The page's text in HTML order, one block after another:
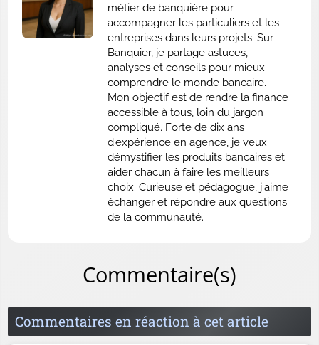
métier de banquière pour
accompagner les particuliers et les
entreprises dans leurs projets. Sur
Banquier, je partage astuces,
analyses et conseils pour mieux
comprendre le monde bancaire.
Mon objectif est de rendre la finance
accessible à tous, loin du jargon
compliqué. Forte de dix ans
d'expérience en agence, je veux
démystifier les produits bancaires et
aider chacun à faire les meilleurs
choix. Curieuse et pédagogue, j'aime
échanger et répondre aux questions
de la communauté.
Commentaire(s)
Commentaires en réaction à cet article